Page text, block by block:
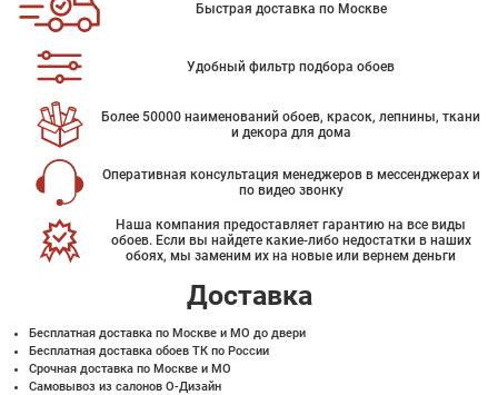
Быстрая доставка по Москве
Удобный фильтр подбора обоев
Более 50000 наименований обоев, красок, лепнины, ткани
и декора для дома
Оперативная консультация менеджеров в мессенджерах и
по видео звонку
Наша компания предоставляет гарантию на все виды
обоев. Если вы найдете какие-либо недостатки в наших
обоях, мы заменим их на новые или вернем деньги
Доставка
Бесплатная доставка по Москве и МО до двери
Бесплатная доставка обоев ТК по России
Срочная доставка по Москве и МО
Самовывоз из салонов О-Дизайн